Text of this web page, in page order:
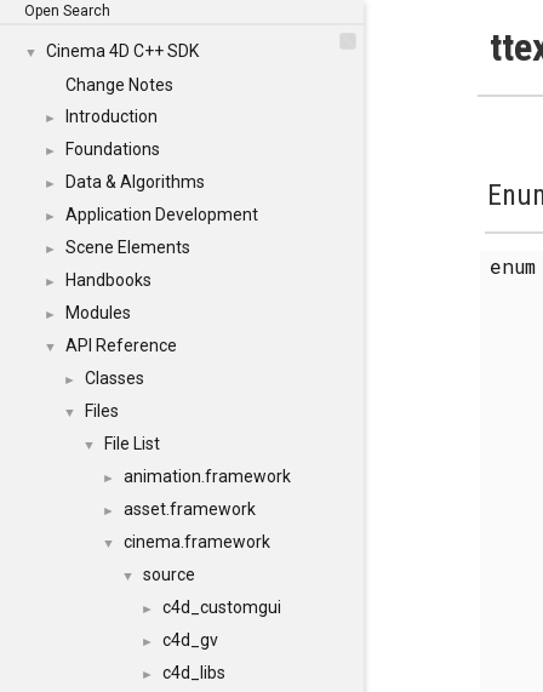
Open Search
▼
Cinema 4D C++ SDK
Change Notes
► Introduction
► Foundations
► Data & Algorithms
► Application Development
► Scene Elements
► Handbooks
► Modules
▼ API Reference
► Classes
▼ Files
▼ File List
► animation.framework
► asset.framework
▼ cinema.framework
▼ source
► c4d_customgui
► c4d_gv
► c4d_libs